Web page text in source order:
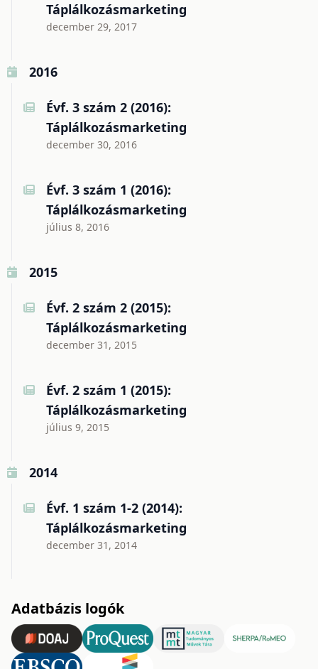
Táplálkozásmarketing
december 29, 2017
2016
Évf. 3 szám 2 (2016):
Táplálkozásmarketing
december 30, 2016
Évf. 3 szám 1 (2016):
Táplálkozásmarketing
július 8, 2016
2015
Évf. 2 szám 2 (2015):
Táplálkozásmarketing
december 31, 2015
Évf. 2 szám 1 (2015):
Táplálkozásmarketing
július 9, 2015
2014
Évf. 1 szám 1-2 (2014):
Táplálkozásmarketing
december 31, 2014
Adatbázis logók